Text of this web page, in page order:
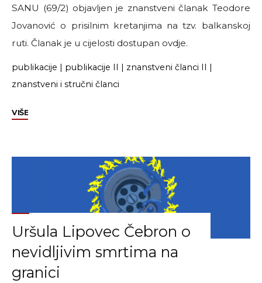
SANU (69/2) objavljen je znanstveni članak Teodore
Jovanović o prisilnim kretanjima na tzv. balkanskoj
ruti. Članak je u cijelosti dostupan ovdje.
publikacije | publikacije II | znanstveni članci II |
znanstveni i stručni članci
VIŠE"Članak
“Forced
‘Justified’
Violence
the
Border
Uršula Lipovec Čebron o
nevidljivim smrtima na
granici